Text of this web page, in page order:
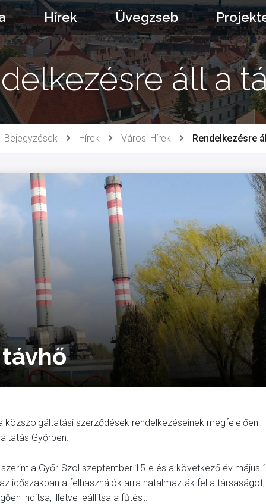
Hírek Üvegzseb
áll a
Bejegyzések Hírek Városi Hírek Rendelkezésre
szerződések rendelkezéseinek megfelelően
Győrben.
a Győr-Szol szeptember 15-e és a következő év május
időszakban a felhasználók arra hatalmazták fel a társaságot,
indítsa, illetve leállítsa a fűtést.